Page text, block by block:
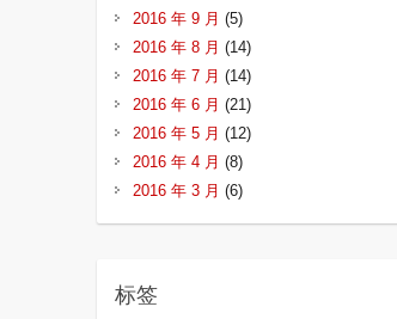
2016 年 9 月 (5)
2016 年 8 月 (14)
2016 年 7 月 (14)
2016 年 6 月 (21)
2016 年 5 月 (12)
2016 年 4 月 (8)
2016 年 3 月 (6)
标签